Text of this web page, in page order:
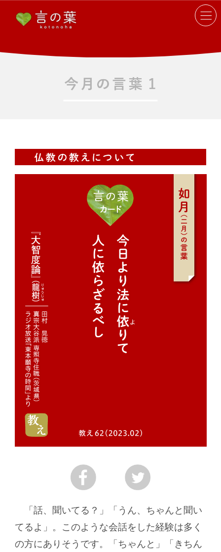
「話、聞いてる？」「うん、ちゃんと聞い
てるよ」。このような会話をした経験は多く
の方にありそうです。「ちゃんと」「きちん